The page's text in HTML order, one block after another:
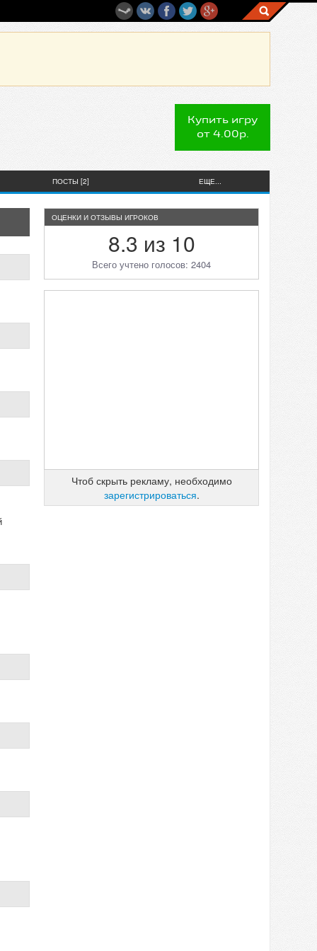
Купить игру
от 4.00р.
ПОСТЫ [2] ЕЩЕ...
ОЦЕНКИ И ОТЗЫВЫ ИГРОКОВ
8.3 из 10
Всего учтено голосов: 2404
Чтоб скрыть рекламу, необходимо
зарегистрироваться.